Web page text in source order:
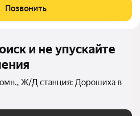
8-этажных секций, которые
двора с раскрытием
Позвонить
и не упускайте
Ж/Д станция: Дорошиха в